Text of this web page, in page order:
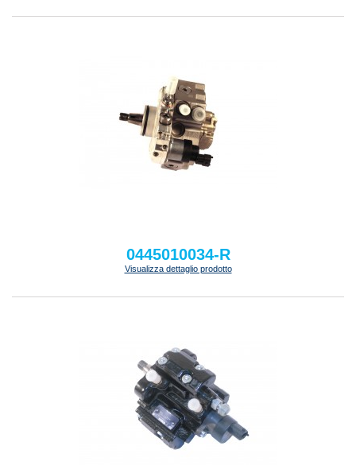
0445010034-R
Visualizza dettaglio prodotto